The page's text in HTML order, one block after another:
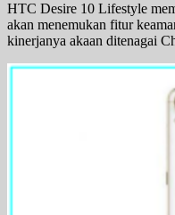
HTC Desire 10 Lifestyle
akan menemukan fitur
kinerjanya akaan ditenagai